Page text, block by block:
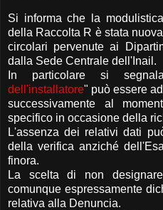
Si informa che la
della Raccolta R è stata
circolari pervenute ai
dalla Sede Centrale dell'Inail.
In particolare si
dell'installatore" può essere
successivamente al
specifico in occasione della
L'assenza dei relativi dati
della verifica anziché
finora.
La scelta di non
comunque espressamente
relativa alla Denuncia.